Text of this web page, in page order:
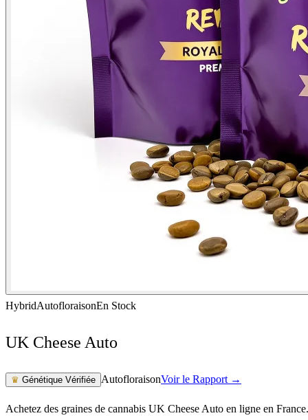
HybridAutofloraisonEn Stock
UK Cheese Auto
♛ Génétique Vérifiée AutofloraisonVoir le Rapport →
Achetez des graines de cannabis UK Cheese Auto en ligne en France.